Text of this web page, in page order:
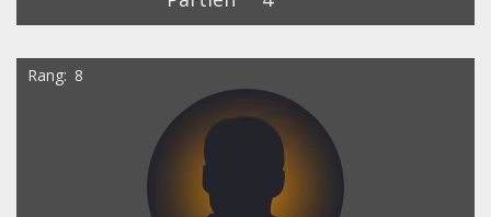
Rang 8